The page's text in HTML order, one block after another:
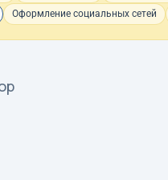
Оформление социальных сетей